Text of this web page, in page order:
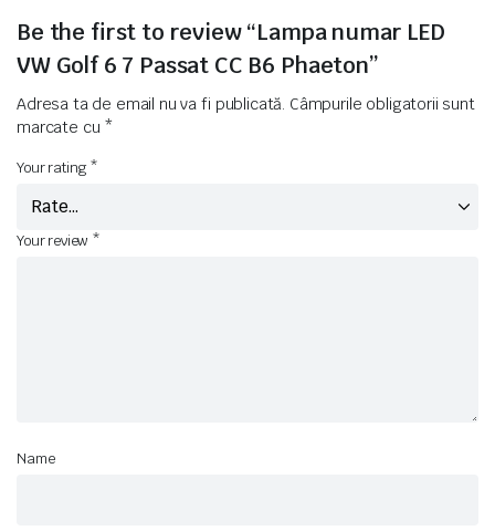
Be the first to review “Lampa numar LED
VW Golf 6 7 Passat CC B6 Phaeton”
Adresa ta de email nu va fi publicată. Câmpurile obligatorii sunt
marcate cu *
Your rating*
Your review *
Name